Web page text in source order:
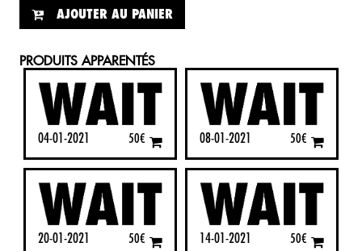
AJOUTER AU PANIER
PRODUITS APPARENTÉS
04-01-2021 50€ 08-01-2021 50€
20-01-2021 50€ 14-01-2021 50€